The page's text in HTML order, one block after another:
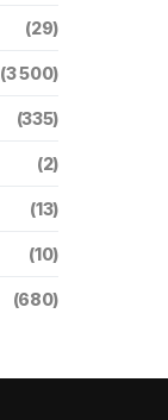
(29)
(3 500)
(335)
(2)
(13)
(10)
(680)